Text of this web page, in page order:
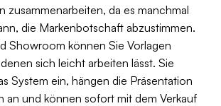
zusammenarbeiten, da es manchmal
die Markenbotschaft abzustimmen.
Showroom können Sie Vorlagen
sich leicht arbeiten lässt. Sie
System ein, hängen die Präsentation
an und können sofort mit dem Verkauf